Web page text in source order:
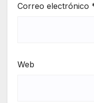
Correo electrónico
Web